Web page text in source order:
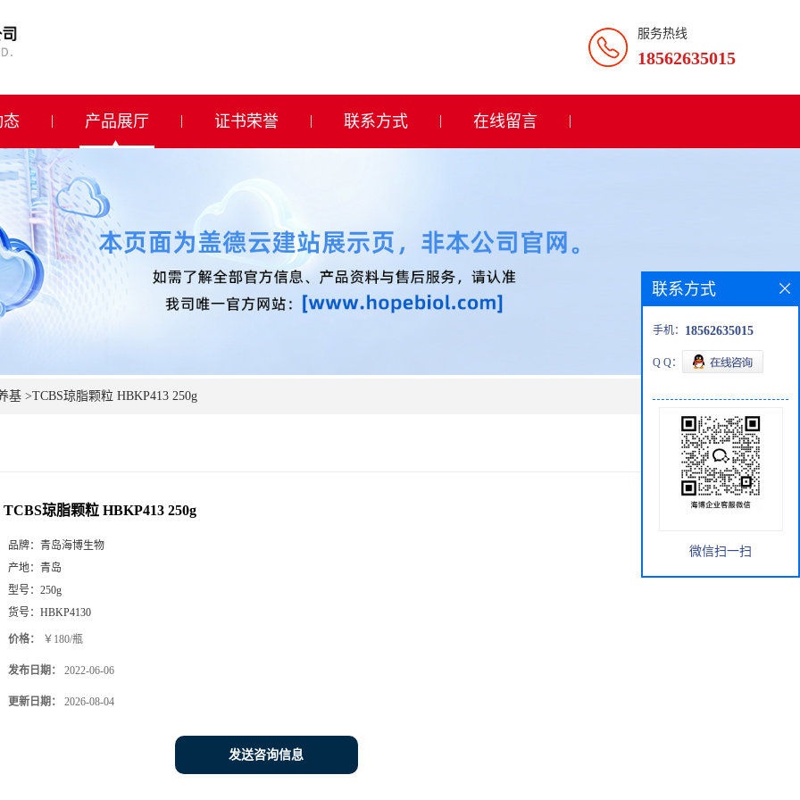
服务热线
18562635015
产品展厅 证书荣誉 联系方式 在线留言
基 >TCBS琼脂颗粒 HBKP413 250g
TCBS琼脂颗粒 HBKP413 250g
品牌： 青岛海博生物
产地： 青岛
型号： 250g
货号： HBKP4130
价格： ￥180/瓶
发布日期： 2022-06-06
更新日期： 2026-08-04
发送咨询信息
联系方式
手机： 18562635015
Q Q：
微信扫一扫